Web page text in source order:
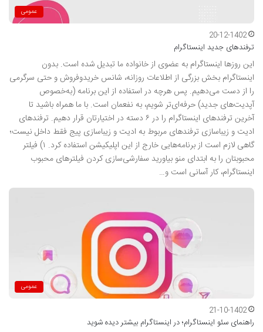
عمومی
20-12-1402
ترفندهای جدید اینستاگرام
این روزها اینستاگرام به عضوی از خانواده ما تبدیل شده است. بدون
اینستاگرام بخش بزرگی از اطلاعات روزانه، شانس خریدوفروش و حتی سرگرمی
را از دست می‌دهیم. پس هرچه در استفاده از این برنامه (به‌خصوص
آپدیت‌های جدید) حرفه‌ای‌تر شویم، به نفعمان است. با ما همراه باشید تا
آخرین ترفندهای اینستاگرام را در ۶ دسته در اختیارتان قرار دهیم. ترفندهای
ادیت و زیباسازی ترفندهای مربوط به ادیت و زیباسازی پیج فقط داخل نیست؛
گاهی لازم است از برنامه‌هایی خارج از این اپلیکیشن استفاده کرد. ۱) فیلتر
محبوبتان را به ابتدای منو بیاورید سفارشی‌سازی کردن فیلترهای محبوب
اینستاگرام، کار آسانی است و…
عمومی
21-10-1402
راهنمای سئو اینستاگرام؛ در اینستاگرام بیشتر دیده شوید